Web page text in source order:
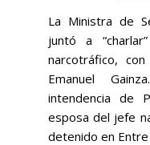
La Ministra de
juntó a
narcotráfico,
Emanuel
intendencia de
esposa del jefe
detenido en